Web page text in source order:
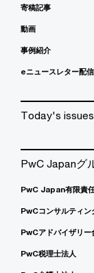
寄稿記事
動画
事例紹介
eニュースレター配
Today's issues
PwC Japanグ
PwC Japan有限責
PwCコンサルティン
PwCアドバイザリー
PwC税理士法人